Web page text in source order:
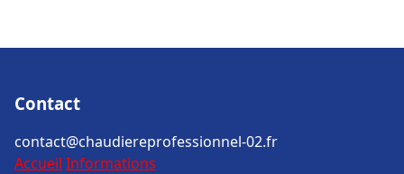
Contact
contact@chaudiereprofessionnel-02.fr
Accueil Informations